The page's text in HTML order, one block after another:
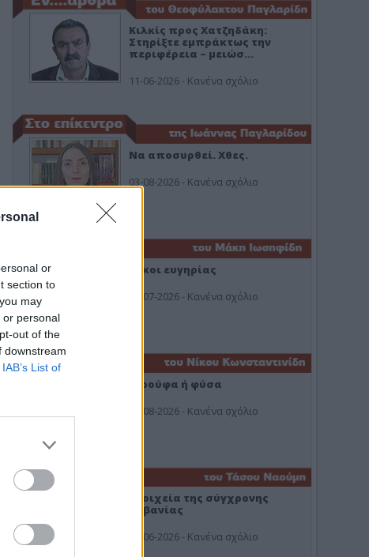
or
section to
may
or personal
out of the
downstream
IAB’s List of
Κιλκίς προς Χατζηδάκη:
Στηρίξτε εμπράκτως την
περιφέρεια – μειώσ…
11-06-2026 - Κανένα σχόλιο
Να αποσυρθεί. Χθες.
03-08-2026 - Κανένα σχόλιο
Οίκοι ευγηρίας
24-07-2026 - Κανένα σχόλιο
Ή ρούφα ή φύσα
03-08-2026 - Κανένα σχόλιο
Στοιχεία της σύγχρονης
Αλβανίας
19-06-2026 - Κανένα σχόλιο